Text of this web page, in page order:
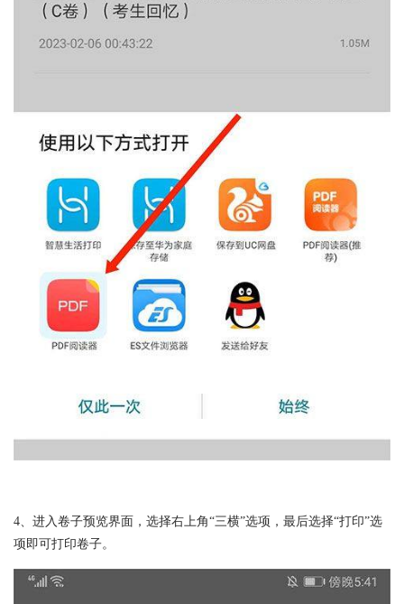
4、进入卷子预览界面，选择右上角“三横”选项，最后选择“打印”选
项即可打印卷子。